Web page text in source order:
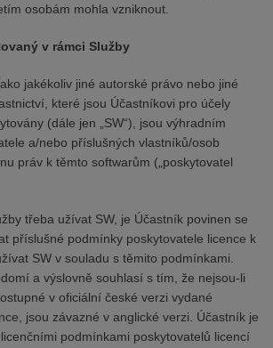
osobám mohla vzniknout.
v rámci Služby
jakékoliv jiné autorské právo nebo jiné
které jsou Účastníkovi pro účely
(dále jen „SW“), jsou výhradním
a/nebo příslušných vlastníků/osob
práv k těmto softwarům („poskytovatel
třeba užívat SW, je Účastník povinen se
příslušné podmínky poskytovatele licence k
SW v souladu s těmito podmínkami.
a výslovně souhlasí s tím, že nejsou-li
v oficiální české verzi vydané
jsou závazné v anglické verzi. Účastník je
podmínkami poskytovatelů licencí